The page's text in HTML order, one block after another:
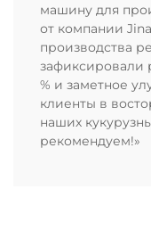
машину для
от компании
производства
зафиксировали
% и заметное
клиенты в
наших
рекомендуем!»